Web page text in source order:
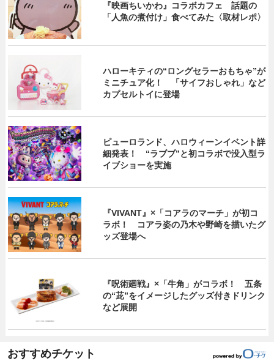
『映画ちいかわ』コラボカフェ 話題の
「人魚の煮付け」食べてみた〈取材レポ〉
ハローキティの“ロングセラーおもちゃ”が
ミニチュア化！ 「サイフおしゃれ」など
カプセルトイに登場
ピューロランド、ハロウィーンイベント詳
細発表！ “ラブブ”と初コラボで没入型ラ
イブショーを実施
『VIVANT』×「コアラのマーチ」が初コ
ラボ！ コアラ姿の乃木や野崎を描いたグ
ッズ登場へ
『呪術廻戦』×「牛角」がコラボ！ 五条
の“茈”をイメージしたグッズ付きドリンク
など展開
おすすめチケット